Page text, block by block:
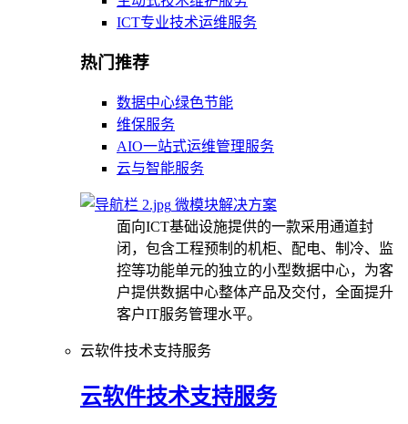
ICT专业技术运维服务
热门推荐
数据中心绿色节能
维保服务
AIO一站式运维管理服务
云与智能服务
微模块解决方案
面向ICT基础设施提供的一款采用通道封
闭，包含工程预制的机柜、配电、制冷、监
控等功能单元的独立的小型数据中心，为客
户提供数据中心整体产品及交付，全面提升
客户IT服务管理水平。
云软件技术支持服务
云软件技术支持服务